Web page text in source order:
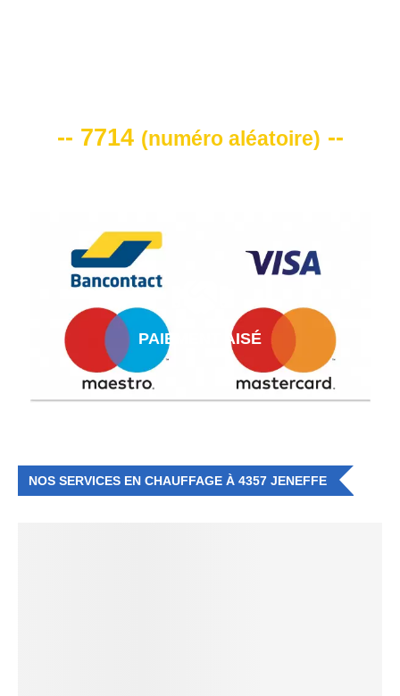
-- 7714 (numéro aléatoire) --
PAIEMENT AISÉ
NOS SERVICES EN CHAUFFAGE À 4357 JENEFFE